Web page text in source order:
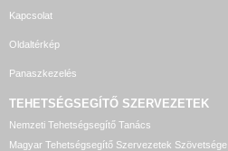
Kapcsolat
Oldaltérkép
Panaszkezelés
TEHETSÉGSEGÍTŐ SZERVEZETEK
Nemzeti Tehetségsegítő Tanács
Magyar Tehetségsegítő Szervezetek Szövetsége